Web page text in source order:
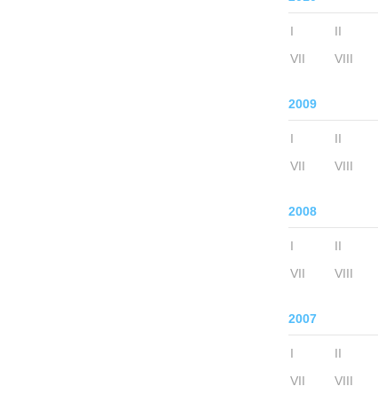
I II
VII
VIII
2009
I II
VII
VIII
2008
I II
VII
VIII
2007
I II
VII
VIII